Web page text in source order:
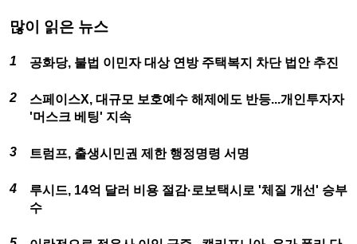
많이 읽은 뉴스
공화당, 불법 이민자 대상 연방 주택복지 차단 법안 추진
스페이스X, 대규모 보호예수 해제에도 반등...개인투자자
'머스크 베팅' 지속
트럼프, 출생시민권 제한 행정명령 서명
루시드, 14억 달러 비용 절감·로보택시로 '체질 개선' 승부
수